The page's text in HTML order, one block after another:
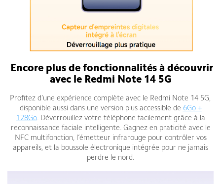
Encore plus de fonctionnalités à découvrir
avec le Redmi Note 14 5G
Profitez d’une expérience complète avec le Redmi Note 14 5G,
disponible aussi dans une version plus accessible de 6Go +
128Go. Déverrouillez votre téléphone facilement grâce à la
reconnaissance faciale intelligente. Gagnez en praticité avec le
NFC multifonction, l’émetteur infrarouge pour contrôler vos
appareils, et la boussole électronique intégrée pour ne jamais
perdre le nord.